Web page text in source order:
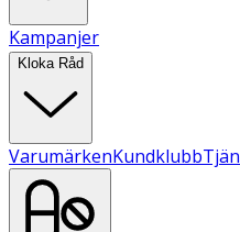
Kampanjer
Kloka Råd
VarumärkenKundklubb